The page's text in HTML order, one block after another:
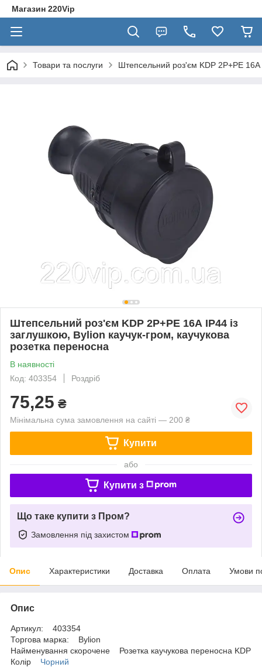
Магазин 220Vip
Товари та послуги Штепсельний роз'єм KDP 2Р+РЕ 16А
Штепсельний роз'єм KDP 2Р+РЕ 16А IP44 із
заглушкою, Bylion каучук-гром, каучукова
розетка переносна
В наявності
Код: 403354
Роздріб
75,25 ₴
Мінімальна сума замовлення на сайті — 200 ₴
Купити
або
Купити з
Що таке купити з Пром?
Замовлення під захистом
Опис Характеристики Доставка Оплата Умови
Опис
Артикул: 403354
Торгова марка: Bylion
Найменування скорочене Розетка каучукова переносна KDP
Колір Чорний